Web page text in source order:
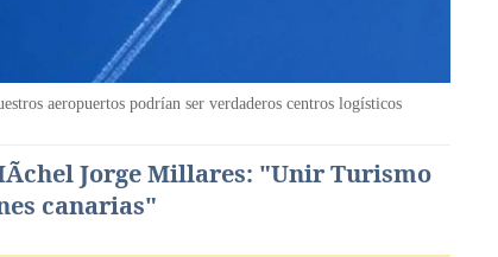
aeropuertos podrían ser verdaderos centros logísticos
Jorge Millares: "Unir Turismo
canarias"